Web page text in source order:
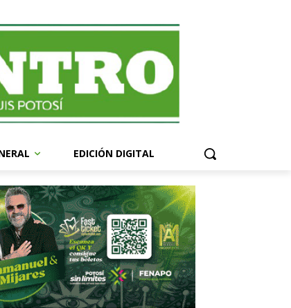
EDICIÓN DIGITAL